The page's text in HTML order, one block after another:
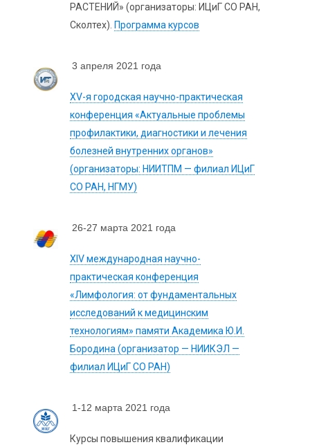
РАСТЕНИЙ» (организаторы: ИЦиГ СО РАН,
Сколтех). Программа курсов
3 апреля 2021 года
XV-я городская научно-практическая
конференция «Актуальные проблемы
профилактики, диагностики и лечения
болезней внутренних органов»
(организаторы: НИИТПМ — филиал ИЦиГ
СО РАН, НГМУ)
26-27 марта 2021 года
XIV международная научно-
практическая конференция
«Лимфология: от фундаментальных
исследований к медицинским
технологиям» памяти Академика Ю.И.
Бородина (организатор — НИИКЭЛ —
филиал ИЦиГ СО РАН)
1-12 марта 2021 года
Курсы повышения квалификации